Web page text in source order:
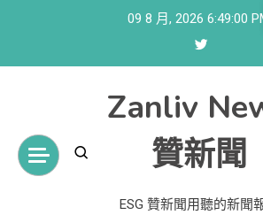
09 8 月, 2026 6:49:00
Zanliv
贊新聞
ESG 贊新聞用聽的新聞